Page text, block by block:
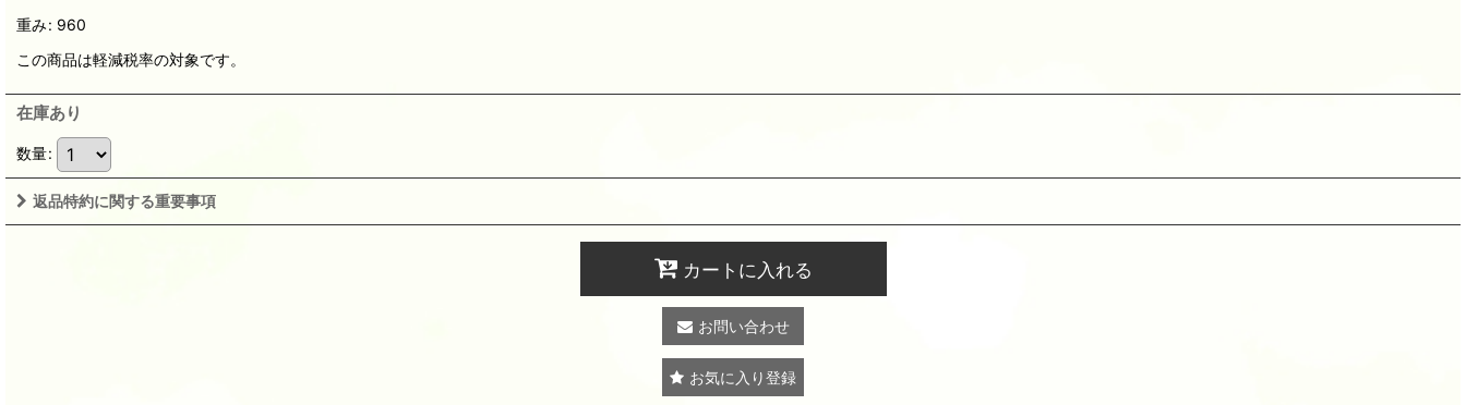
重み: 960
この商品は軽減税率の対象です。
在庫あり
数量:
返品特約に関する重要事項
カートに入れる
お問い合わせ
お気に入り登録